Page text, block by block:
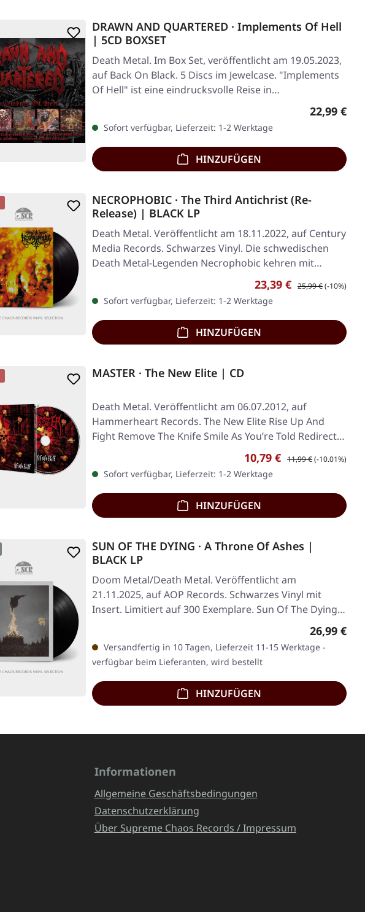
DRAWN AND QUARTERED · Implements Of Hell
| 5CD BOXSET
Death Metal. Im Box Set, veröffentlicht am 19.05.2023,
auf Back On Black. 5 Discs im Jewelcase. "Implements
Of Hell" ist eine eindrucksvolle Reise in…
Regulärer
22,99 €
Sofort verfügbar, Lieferzeit: 1-2 Werktage
HINZUFÜGEN
NECROPHOBIC · The Third Antichrist (Re-
Release) | BLACK LP
Death Metal. Veröffentlicht am 18.11.2022, auf Century
Media Records. Schwarzes Vinyl. Die schwedischen
Death Metal-Legenden Necrophobic kehren mit…
Verkaufspreis:
23,39 € Regulärer Preis:
25,99 €(-10%)
Sofort verfügbar, Lieferzeit: 1-2 Werktage
HINZUFÜGEN
MASTER · The New Elite | CD
Death Metal. Veröffentlicht am 06.07.2012, auf
Hammerheart Records. The New Elite Rise Up And
Fight Remove The Knife Smile As You’re Told Redirect…
Verkaufspreis:
10,79 € Regulärer Preis:
11,99 €(-10.01%)
Sofort verfügbar, Lieferzeit: 1-2 Werktage
HINZUFÜGEN
SUN OF THE DYING · A Throne Of Ashes |
BLACK LP
Doom Metal/Death Metal. Veröffentlicht am
21.11.2025, auf AOP Records. Schwarzes Vinyl mit
Insert. Limitiert auf 300 Exemplare. Sun Of The Dying…
Regulärer
26,99 €
Versandfertig in 10 Tagen, Lieferzeit 11-15 Werktage -
verfügbar beim Lieferanten, wird bestellt
HINZUFÜGEN
Informationen
Allgemeine Geschäftsbedingungen
Datenschutzerklärung
Über Supreme Chaos Records / Impressum